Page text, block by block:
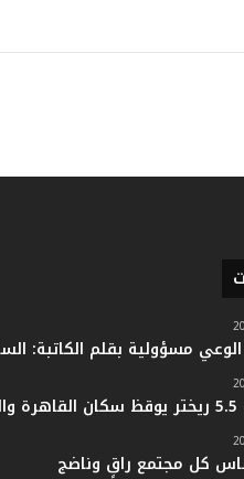
مسؤولية بقلم الكاتبة:
كل مجتمع راقٍ وناضج